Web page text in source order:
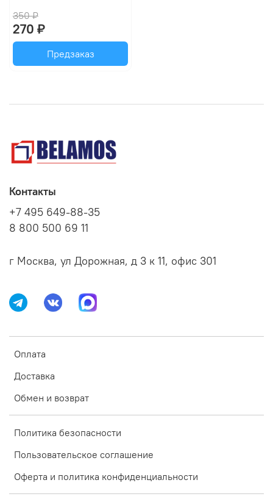
350 ₽
270 ₽
Предзаказ
Оплата
Доставка
Обмен и возврат
Политика безопасности
Пользовательское соглашение
Оферта и политика конфиденциальности
Контакты
+7 495 649-88-35
8 800 500 69 11
г Москва, ул Дорожная, д 3 к 11, офис 301